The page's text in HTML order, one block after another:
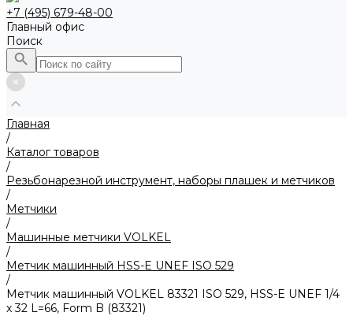
+7 (495) 679-48-00
Главный офис
Поиск
Главная
/
Каталог товаров
/
Резьбонарезной инструмент, наборы плашек и метчиков
/
Метчики
/
Машинные метчики VOLKEL
/
Метчик машинный HSS-E UNEF ISO 529
/
Метчик машинный VOLKEL 83321 ISO 529, HSS-E UNEF 1/4
x 32 L=66, Form B (83321)